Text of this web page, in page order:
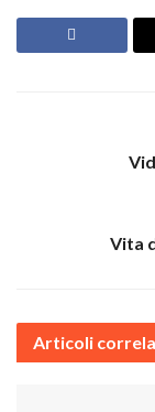
Vita
Articoli